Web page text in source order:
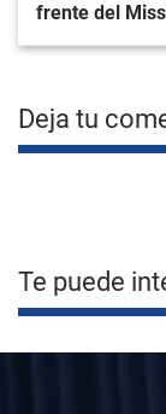
frente del
Deja tu
Te puede